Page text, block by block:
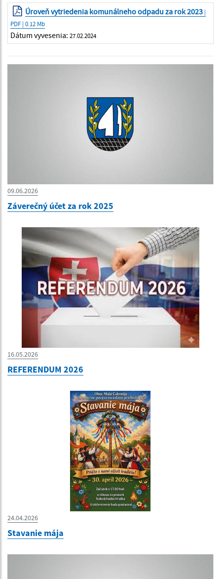
Úroveň vytriedenia komunálneho odpadu za rok 2023 |
PDF | 0.12 Mb
Dátum vyvesenia: 27.02.2024
09.06.2026
Záverečný účet za rok 2025
16.05.2026
REFERENDUM 2026
24.04.2026
Stavanie mája